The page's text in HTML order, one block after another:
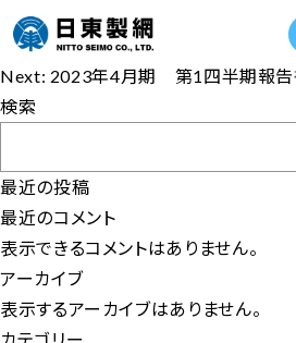
2023年4月期 第1四半期決算短信
投
稿
ナ
ゲ
ー
シ
ョ
ン
Previous:2022年4月期 有価証券報
Next: 2023年4月期 第1四半期報
検索
最近の投稿
最近のコメント
表示できるコメントはありません。
アーカイブ
表示するアーカイブはありません。